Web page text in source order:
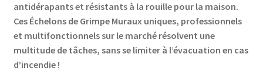
antidérapants et résistants à la rouille pour la maison.
Ces Échelons de Grimpe Muraux uniques, professionnels
et multifonctionnels sur le marché résolvent une
multitude de tâches, sans se limiter à l’évacuation en cas
d’incendie !